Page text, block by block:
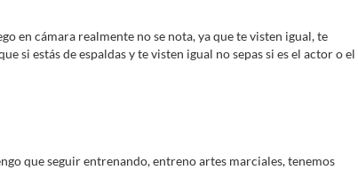
en cámara realmente no se nota, ya que te visten igual, te
si estás de espaldas y te visten igual no sepas si es el actor o el
que seguir entrenando, entreno artes marciales, tenemos